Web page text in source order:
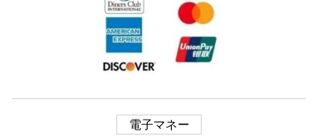
電子マネー